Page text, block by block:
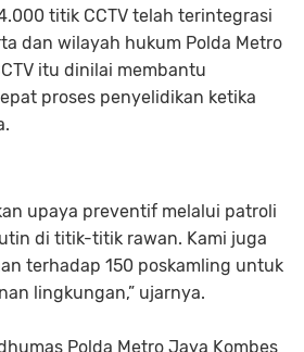
titik CCTV telah terintegrasi
dan wilayah hukum Polda Metro
itu dinilai membantu
proses penyelidikan ketika
upaya preventif melalui patroli
di titik-titik rawan. Kami juga
terhadap 150 poskamling untuk
lingkungan,” ujarnya.
Polda Metro Jaya Kombes